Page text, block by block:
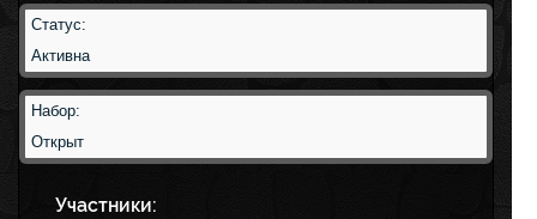
Статус:
Активна
Набор:
Открыт
Участники: